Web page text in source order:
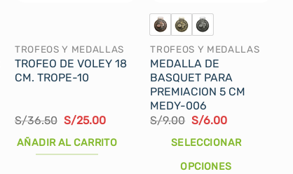
TROFEOS Y MEDALLAS
TROFEO DE VOLEY 18
CM. TROPE-10
S/36.50 El
original
era:
S/25.00El
actual
AÑADIR AL CARRITO
TROFEOS Y MEDALLAS
MEDALLA DE
BASQUET PARA
PREMIACION 5 CM
MEDY-006
S/9.00 El
original
S/9.00.
S/6.00El
actual
S/6.00.
SELECCIONAR
OPCIONES